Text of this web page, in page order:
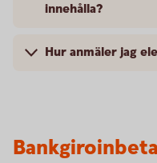
innehålla?
Hur anmäler jag